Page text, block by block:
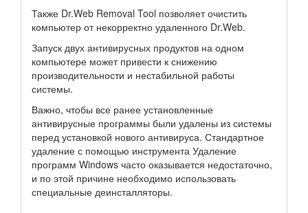
Также Dr.Web Removal Tool позволяет очистить
компьютер от некорректно удаленного Dr.Web.
Запуск двух антивирусных продуктов на одном
компьютере может привести к снижению
производительности и нестабильной работы
системы.
Важно, чтобы все ранее установленные
антивирусные программы были удалены из системы
перед установкой нового антивируса. Стандартное
удаление с помощью инструмента Удаление
программ Windows часто оказывается недостаточно,
и по этой причине необходимо использовать
специальные деинсталляторы.